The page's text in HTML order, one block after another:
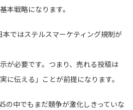
本戦略になります。
ではステルスマーケティング規制が
が必要です。つまり、売れる投稿は
に伝える」ことが前提になります。
の中でもまだ競争が激化しきっていな